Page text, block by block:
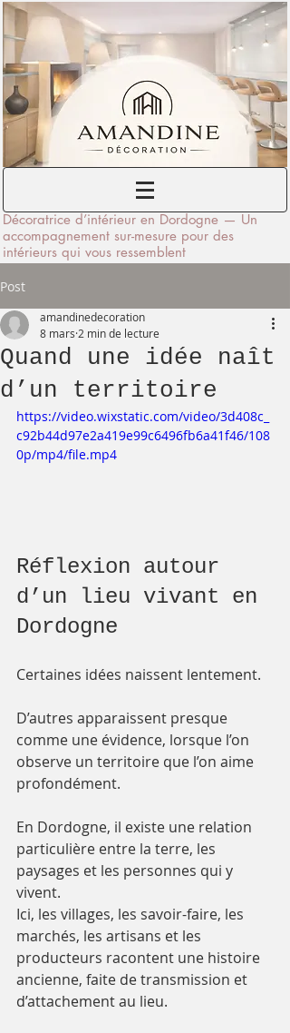
Décoratrice d’intérieur en Dordogne — Un
accompagnement sur-mesure pour des
intérieurs qui vous ressemblent
Post
Quand une idée naît
d’un territoire
amandinedecoration
8 mars 2 min de lecture
https://video.wixstatic.com/video/3d408c_
c92b44d97e2a419e99c6496fb6a41f46/108
0p/mp4/file.mp4
Réflexion autour
d’un lieu vivant en
Dordogne
Certaines idées naissent lentement.
D’autres apparaissent presque
comme une évidence, lorsque l’on
observe un territoire que l’on aime
profondément.
En Dordogne, il existe une relation
particulière entre la terre, les
paysages et les personnes qui y
vivent.
Ici, les villages, les savoir-faire, les
marchés, les artisans et les
producteurs racontent une histoire
ancienne, faite de transmission et
d’attachement au lieu.